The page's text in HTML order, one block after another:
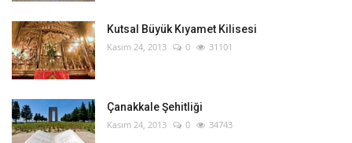
Kutsal Büyük Kıyamet Kilisesi
Kasım 24, 2013 0 31101
Çanakkale Şehitliği
Kasım 24, 2013 0 34743